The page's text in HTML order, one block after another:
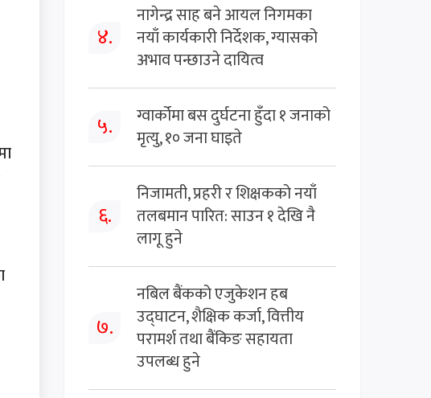
४.
नागेन्द्र साह बने आयल निगमका
नयाँ कार्यकारी निर्देशक, ग्यासको
अभाव पन्छाउने दायित्व
५.
ग्वार्कोमा बस दुर्घटना हुँदा १ जनाको
मृत्यु, १० जना घाइते
६.
निजामती, प्रहरी र शिक्षकको नयाँ
तलबमान पारित: साउन १ देखि नै
लागू हुने
७.
नबिल बैंकको एजुकेशन हब
उद्घाटन, शैक्षिक कर्जा, वित्तीय
परामर्श तथा बैंकिङ सहायता
उपलब्ध हुने